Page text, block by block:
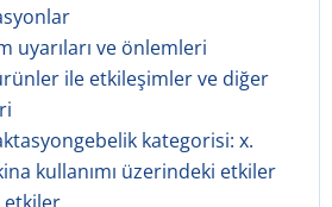
uyarıları ve önlemleri
ile etkileşimler ve diğer
kategorisi: x.
kullanımı üzerindeki etkiler